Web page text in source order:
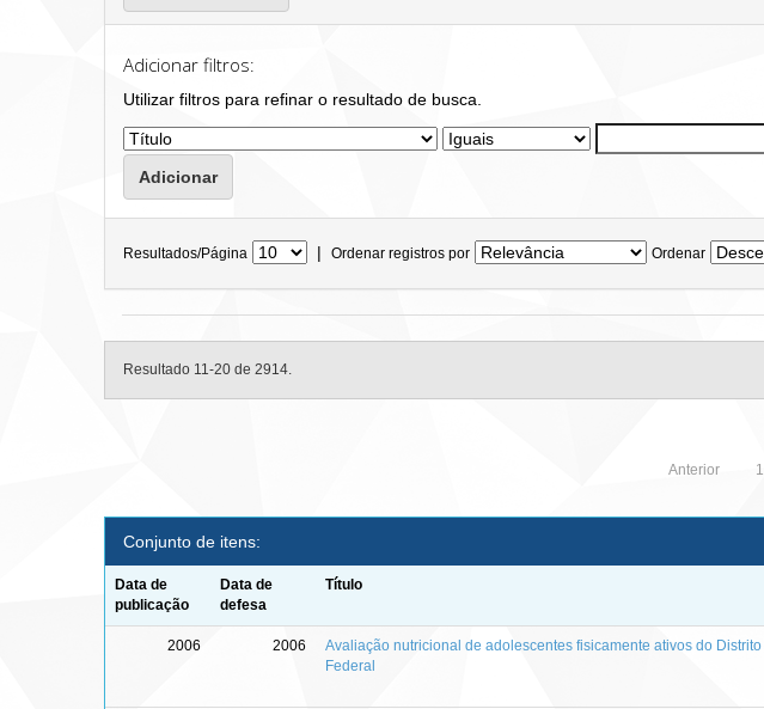
Adicionar filtros:
Utilizar filtros para refinar o resultado de busca.
Resultados/Página | Ordenar registros por Ordenar
Resultado 11-20 de 2914.
Anterior 1
Conjunto de itens:
Data de
publicação
Data de
defesa
Título
2006 2006
Avaliação nutricional de adolescentes fisicamente ativos do Distrito
Federal